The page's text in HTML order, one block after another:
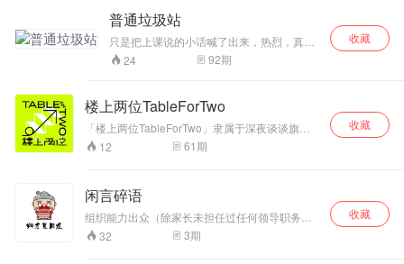
味世间百态。
系好安全带，前方
急转！
普通垃圾站
只是把上课说的小话喊了出来，热烈，真
诚，清醒，善良。
24 92期
收藏
楼上两位TableForTwo
「楼上两位TableForTwo」隶属于深夜谈谈旗
下，是一档由微博百万粉丝博主赵大晴主持的“不
止于年轻独立女性/已婚妈妈”的生活方式播客节
且不局限于当代年轻女性的生活方式、各种KOL
的冒险与奇遇人生、两性情感话题、以及新晋妈
妈家庭生活等时下年轻人所关注的时髦内容和人
生议题。
12 61期
收藏
闲言碎语
组织能力出众（除家长未担任过任何领导职务）
做事儿果敢（啥事都听媳妇儿的 ,我有权保持沉
默） 知识渊博（初中勉强念完,但有中专毕业证
32 3期
收藏